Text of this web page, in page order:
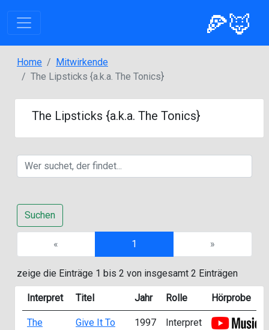
🍕🦊
Home
Mitwirkende
The Lipsticks {a.k.a. The Tonics}
The Lipsticks {a.k.a. The Tonics}
Suchen
« 1 »
zeige die Einträge 1 bis 2 von insgesamt 2 Einträgen
Interpret Titel Jahr Rolle Hörprobe
The
Give It To
1997 Interpret